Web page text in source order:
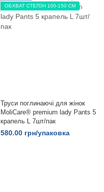
ОБХВАТ СТЕГОН 100-150 СМ
Труси поглинаючі для жінок
MoliCare® premium lady Pants 5
крапель L 7шт/пак
580.00 грн/упаковка